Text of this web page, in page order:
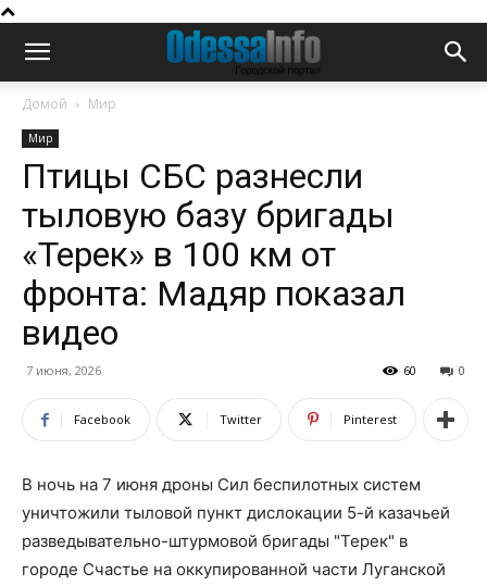
Домой Мир
Мир
Птицы СБС разнесли
тыловую базу бригады
«Терек» в 100 км от
фронта: Мадяр показал
видео
7 июня, 2026 0
60
Facebook Twitter Pinterest
В ночь на 7 июня дроны Сил беспилотных систем
уничтожили тыловой пункт дислокации 5-й казачьей
разведывательно-штурмовой бригады "Терек" в
городе Счастье на оккупированной части Луганской